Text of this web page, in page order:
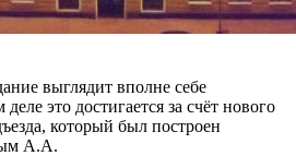
выглядит вполне себе
это достигается за счёт нового
который был построен
А.А.